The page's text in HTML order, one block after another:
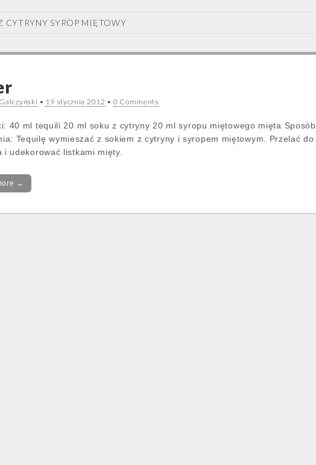
CYTRYNY SYROP MIĘTOWY
• 19 stycznia 2012 • 0 Comments
40 ml tequili 20 ml soku z cytryny 20 ml syropu miętowego mięta Sposób
Tequilę wymieszać z sokiem z cytryny i syropem miętowym. Przelać do
i udekorować listkami mięty.
→